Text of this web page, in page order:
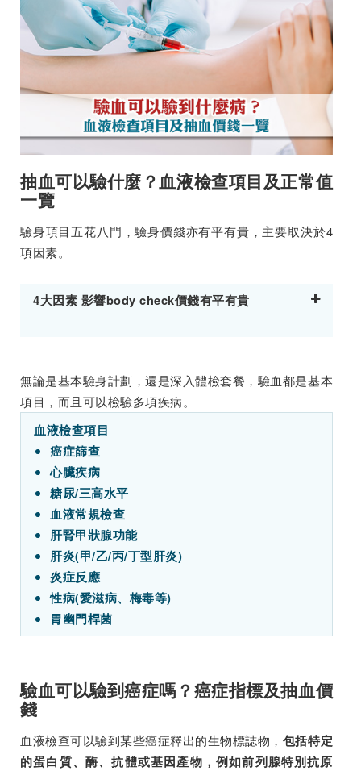
抽血可以驗什麼？血液檢查項目及正常值
一覽
驗身項目五花八門，驗身價錢亦有平有貴，主要取決於4
項因素。
4大因素 影響body check價錢有平有貴
無論是基本驗身計劃，還是深入體檢套餐，驗血都是基本
項目，而且可以檢驗多項疾病。
血液檢查項目
癌症篩查
心臟疾病
糖尿/三高水平
血液常規檢查
肝腎甲狀腺功能
肝炎(甲/乙/丙/丁型肝炎)
炎症反應
性病(愛滋病、梅毒等)
胃幽門桿菌
驗血可以驗到癌症嗎？癌症指標及抽血價
錢
血液檢查可以驗到某些癌症釋出的生物標誌物， 包括特定
的蛋白質、酶、抗體或基因產物，例如前列腺特別抗原